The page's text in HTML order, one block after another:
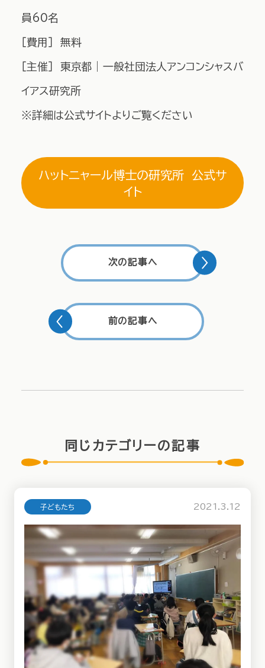
員60名
［費用］ 無料
［主催］ 東京都｜一般社団法人アンコンシャスバ
イアス研究所
※詳細は公式サイトよりご覧ください
ハットニャール博士の研究所 公式サ
イト
前の記事へ
次の記事へ
同じカテゴリーの記事
子どもたち 2021.3.12